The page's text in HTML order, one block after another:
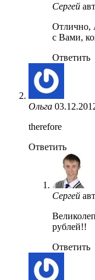
Сергей
Отлично,
с Вами,
Ответить
Ольга
therefore
Ответить
Сергей
рублей!!
Ответить